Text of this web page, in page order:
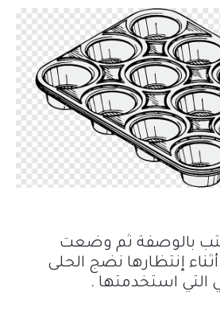
بالوصفة ثم وضعت
إنتظارها نضج الحلى
التي استخدمتها .